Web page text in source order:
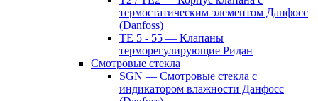
термостатическим элементом Данфосс
(Danfoss)
TE 5 - 55 — Клапаны
терморегулирующие Ридан
Смотровые стекла
SGN — Смотровые стекла с
индикатором влажности Данфосс